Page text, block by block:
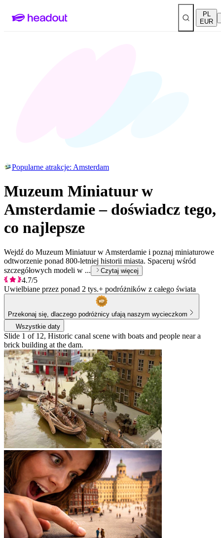
PL
EUR
Popularne atrakcje: Amsterdam
Muzeum Miniatuur w
Amsterdamie – doświadcz tego,
co najlepsze
Wejdź do Muzeum Miniatuur w Amsterdamie i poznaj miniaturowe
odtworzenie ponad 800-letniej historii miasta. Spaceruj wśród
szczegółowych modeli w ...
Czytaj więcej
4.7/5
Uwielbiane przez ponad 2 tys.+ podróżników z całego świata
Przekonaj się, dlaczego podróżnicy ufają naszym wycieczkom
Wszystkie daty
Slide 1 of 12, Historic canal scene with boats and people near a
brick building at the dam.